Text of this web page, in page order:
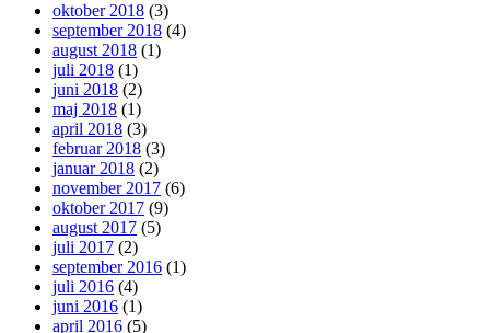
oktober 2018 (3)
september 2018 (4)
august 2018 (1)
juli 2018 (1)
juni 2018 (2)
maj 2018 (1)
april 2018 (3)
februar 2018 (3)
januar 2018 (2)
november 2017 (6)
oktober 2017 (9)
august 2017 (5)
juli 2017 (2)
september 2016 (1)
juli 2016 (4)
juni 2016 (1)
april 2016 (5)